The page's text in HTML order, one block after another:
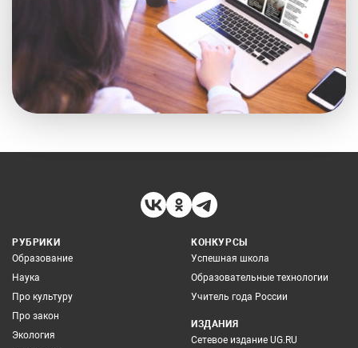
РУБРИКИ
Образование
Наука
Про культуру
Про закон
Экология
КОНКУРСЫ
Успешная школа
Образовательные технологии
Учитель года России
ИЗДАНИЯ
Сетевое издание UG.RU